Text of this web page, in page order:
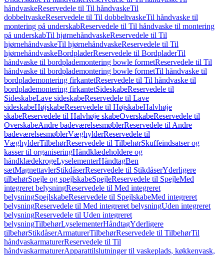
håndvaskeReservedele til Til håndvaskeTil
dobbeltvaskeReservedele til Til dobbeltvaskeTil håndvaske til
montering på underskabReservedele til Til håndvaske til montering
på underskabTil hjørnehåndvaskeReservedele til Til
hjørnehåndvaskeTil hjørnehåndvaskeReservedele til Til
hjørnehåndvaskeBordpladerReservedele til BordpladerTil
håndvaske til bordplademontering bowle formetReservedele til Til
håndvaske til bordplademontering bowle formetTil håndvaske til
bordplademontering firkantetReservedele til Til håndvaske til
bordplademontering firkantetSideskabeReservedele til
SideskabeLave sideskabeReservedele til Lave
sideskabeHøjskabeReservedele til HøjskabeHalvhøje
skabeReservedele til Halvhøje skabeOverskabeReservedele til
OverskabeAndre badeværelsesmøblerReservedele til Andre
badeværelsesmøblerVæghylderReservedele til
VæghylderTilbehørReservedele til TilbehørSkuffeindsatser og
kasser til organiseringHåndklædeholdere og
håndklædekrogeLyselementerHåndtagBen
sætMagnettavlerStikdåserReservedele til StikdåserYderligere
tilbehørSpejle og spejlskabeSpejleReservedele til SpejleMed
integreret belysningReservedele til Med integreret
belysningSpejlskabeReservedele til SpejlskabeMed integreret
belysningReservedele til Med integreret belysningUden integreret
belysningReservedele til Uden integreret
belysningTilbehørLyselementerHåndtagYderligere
tilbehørStikdåserArmaturerTilbehørReservedele til TilbehørTil
håndvaskarmaturerReservedele til Til
håndvaskarmaturerApparattilslutninger til vaskeplads, køkkenvask,